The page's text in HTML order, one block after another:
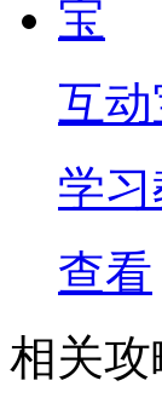
互
学
查看
相关攻